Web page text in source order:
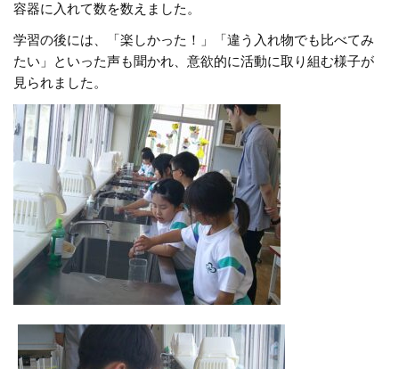
容器に入れて数を数えました。
学習の後には、「楽しかった！」「違う入れ物でも比べてみ
たい」といった声も聞かれ、意欲的に活動に取り組む様子が
見られました。